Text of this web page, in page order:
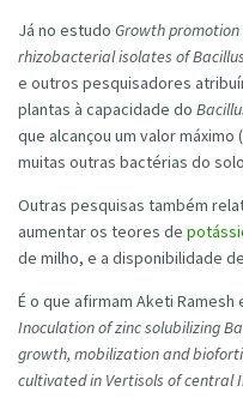
Já no estudo Growth
rhizobacterial isolates of
e outros pesquisadores
plantas à capacidade do
que alcançou um valor
muitas outras bactérias do
Outras pesquisas também
aumentar os teores de
de milho, e a disponibilidade
É o que afirmam Aketi
Inoculation of zinc solubilizing
growth, mobilization and
cultivated in Vertisols of central